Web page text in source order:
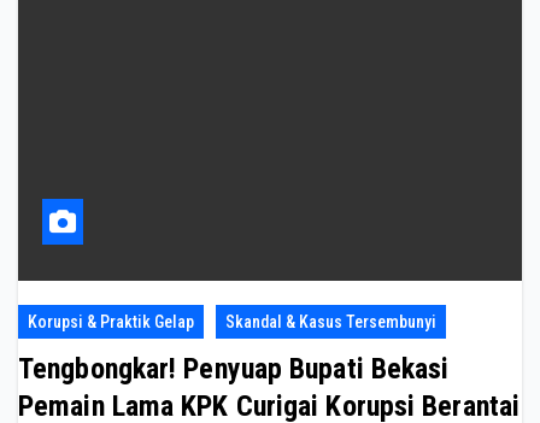
Korupsi & Praktik Gelap Skandal & Kasus Tersembunyi
Tengbongkar! Penyuap Bupati Bekasi
Pemain Lama KPK Curigai Korupsi Berantai